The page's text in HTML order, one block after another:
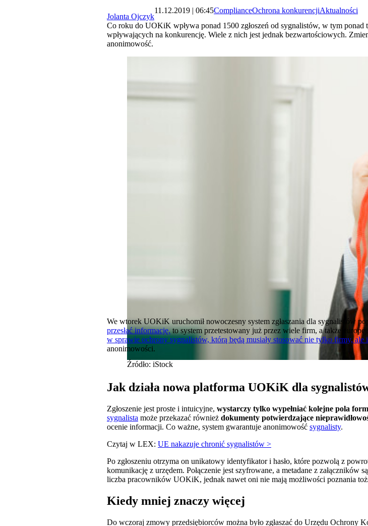
Jolanta Ojczyk
11.12.2019 | 06:45ComplianceOchrona konkurencjiAktualności
Co roku do UOKiK wpływa ponad 1500 zgłoszeń od sygnalistów, w tym
wpływających na konkurencję. Wiele z nich jest jednak bezwartościowych.
anonimowość.
Źródło: iStock
We wtorek UOKiK uruchomił nowoczesny system zgłaszania dla sygnalistów
przesłać informację.to system przetestowany już przez wiele firm, a także
w sprawie ochrony sygnalistów, którą będą musiały stosować nie tylko firmy, ale
anonimowości.
Jak działa nowa platforma UOKiK dla
Zgłoszenie jest proste i intuicyjne, wystarczy tylko wypełniać kolejne pola
sygnalista może przekazać również dokumenty potwierdzające
ocenie informacji. Co ważne, system gwarantuje anonimowość sygnalisty.
Czytaj w LEX: UE nakazuje chronić sygnalistów >
Po zgłoszeniu otrzyma on unikatowy identyfikator i hasło, które pozwolą z
komunikację z urzędem. Połączenie jest szyfrowane, a metadane z
liczba pracowników UOKiK, jednak nawet oni nie mają możliwości poznania
Kiedy mniej znaczy więcej
Do wczoraj zmowy przedsiębiorców można było zgłaszać do Urzędu Ochrony